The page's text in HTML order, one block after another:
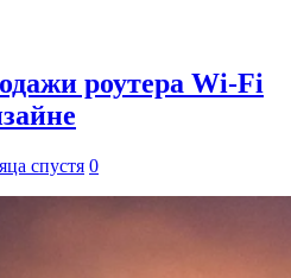
роутера Wi-Fi
спустя 0